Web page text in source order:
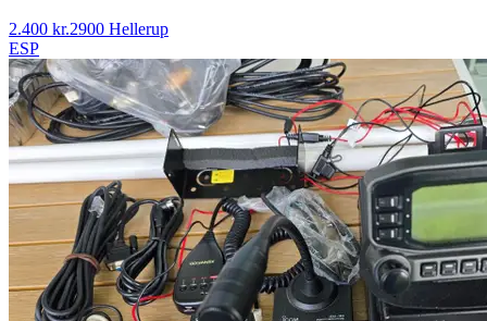
2.400 kr.2900 Hellerup
ESP